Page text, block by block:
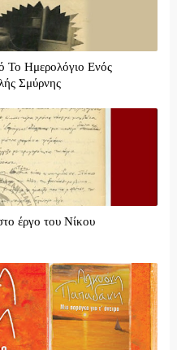
Το Ημερολόγιο Ενός
Σμύρνης
έργο του Νίκου